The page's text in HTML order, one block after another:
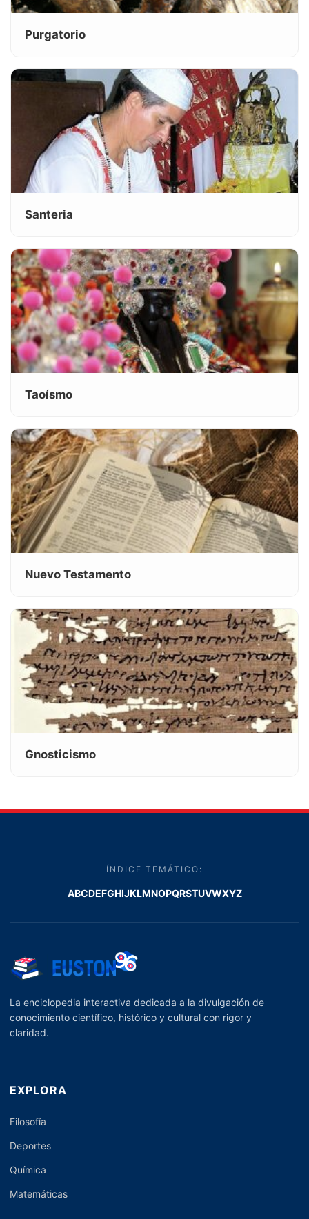
Purgatorio
Santeria
Taoísmo
Nuevo Testamento
Gnosticismo
ÍNDICE TEMÁTICO:
ABCDEFGHIJKLMNOPQRSTUVWXYZ
La enciclopedia interactiva dedicada a la divulgación de
conocimiento científico, histórico y cultural con rigor y
claridad.
EXPLORA
Filosofía
Deportes
Química
Matemáticas